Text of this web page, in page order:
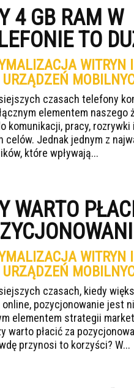
4 GB RAM W
TO
WITRYN I
URZĄDZEŃ
czasach telefony
elementem naszego
komunikacji, pracy, rozrywki
celów. Jednak jednym z
które wpływają...
WARTO
WITRYN I
URZĄDZEŃ
czasach, kiedy
online, pozycjonowanie jest
elementem strategii
warto płacić za
przynosi to korzyści? W...